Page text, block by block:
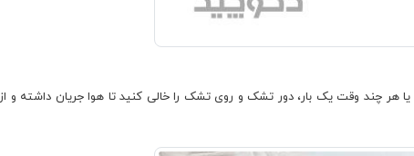
هر چند وقت یک بار، دور تشک و روی تشک را خالی کنید تا هوا جریان داشته و از